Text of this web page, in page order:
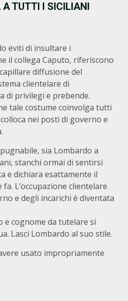
A TUTTI I SICILIANI
eviti di insultare i
il collega Caputo, riferiscono
diffusione del
clientelare di
di privilegi e prebende.
tale costume coinvolga tutti
nei posti di governo e
sia Lombardo a
stanchi ormai di sentirsi
e dichiara esattamente il
L’occupazione clientelare
e degli incarichi è diventata
e cognome da tutelare si
Lasci Lombardo al suo stile.
usato impropriamente